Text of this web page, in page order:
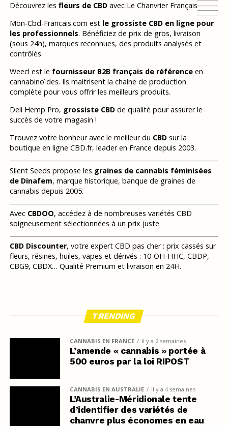
Découvrez les fleurs de CBDavec Le Chanvrier Français
Mon-Cbd-Francais.com est le grossiste CBD en ligne pour
les professionnels. Bénéficiez de prix de gros, livraison
(sous 24h), marques reconnues, des produits analysés et
contrôlés.
Weecl est le fournisseur B2B français de référenceen
cannabinoïdes. Ils maitrisent la chaine de production
complète pour vous offrir les meilleurs produits.
Deli Hemp Pro, grossiste CBDde qualité pour assurer le
succès de votre magasin !
Trouvez votre bonheur avec le meilleur du CBDsur la
boutique en ligne CBD.fr, leader en France depuis 2003.
Silent Seeds propose les graines de cannabis féminisées
de Dinafem, marque historique, banque de graines de
cannabis depuis 2005.
Avec CBDOO, accédez à de nombreuses variétés CBD
soigneusement sélectionnées à un prix juste.
CBD Discounter, votre expert CBD pas cher : prix cassés sur
fleurs, résines, huiles, vapes et dérivés : 10-OH-HHC, CBDP,
CBG9, CBDX… Qualité Premium et livraison en 24H.
TRENDING
CANNABIS EN FRANCE il y a 2 semaines
L’amende « cannabis » portée à
500 euros par la loi RIPOST
CANNABIS EN AUSTRALIE il y a 4 semaines
L’Australie-Méridionale tente
d’identifier des variétés de
chanvre plus économes en eau